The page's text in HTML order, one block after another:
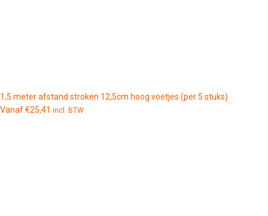
1,5 meter afstand stroken 12,5cm hoog voetjes (per 5 stuks)
Vanaf€25,41 incl. BTW